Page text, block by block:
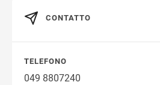
CONTATTO
TELEFONO
049 8807240